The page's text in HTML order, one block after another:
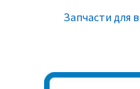
Запчасти для